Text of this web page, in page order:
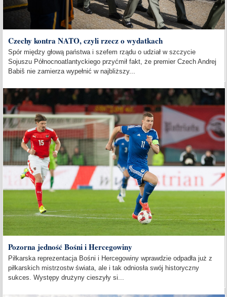
Czechy kontra NATO, czyli rzecz o wydatkach
Spór między głową państwa i szefem rządu o udział w szczycie
Sojuszu Północnoatlantyckiego przyćmił fakt, że premier Czech Andrej
Babiš nie zamierza wypełnić w najbliższy...
Pozorna jedność Bośni i Hercegowiny
Piłkarska reprezentacja Bośni i Hercegowiny wprawdzie odpadła już z
piłkarskich mistrzostw świata, ale i tak odniosła swój historyczny
sukces. Występy drużyny cieszyły si...